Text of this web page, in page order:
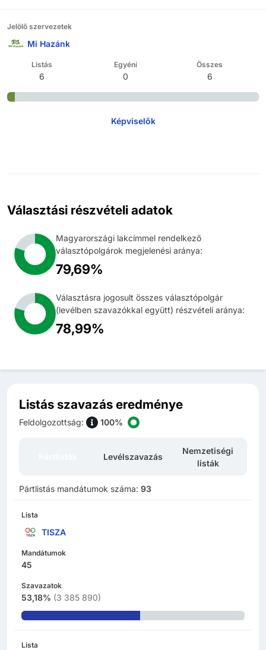
Jelölő szervezetek
Mi Hazánk
Listás
6
Egyéni
0
Összes
6
Képviselők
Választási részvételi adatok
Magyarországi lakcímmel rendelkező
választópolgárok megjelenési aránya:
79,69%
Választásra jogosult összes választópolgár
(levélben szavazókkal együtt) részvételi aránya:
78,99%
Listás szavazás eredménye
Feldolgozottság: 100%
Levélszavazás
Nemzetiségi
listák
Pártlistás mandátumok száma: 93
Lista
TISZA
Mandátumok
45
Szavazatok
53,18% (3 385 890)
Lista